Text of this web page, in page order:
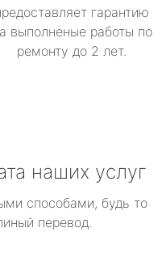
гарантию
выполненые работы по
ремонту до 2 лет.
наших услуг
способами, будь то
перевод.